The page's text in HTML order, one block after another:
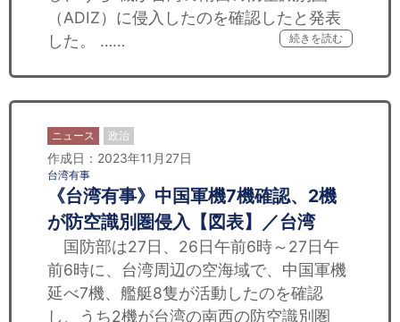
（ADIZ）に侵入したのを確認したと発表
した。 ……
続きを読む
ニュース 政治
作成日：2023年11月27日
台湾有事
《台湾有事》中国軍機7機確認、2機
が防空識別圏侵入【図表】／台湾
国防部は27日、26日午前6時～27日午
前6時に、台湾周辺の空海域で、中国軍機
延べ7機、艦艇8隻が活動したのを確認
し、うち2機が台湾の南西の防空識別圏